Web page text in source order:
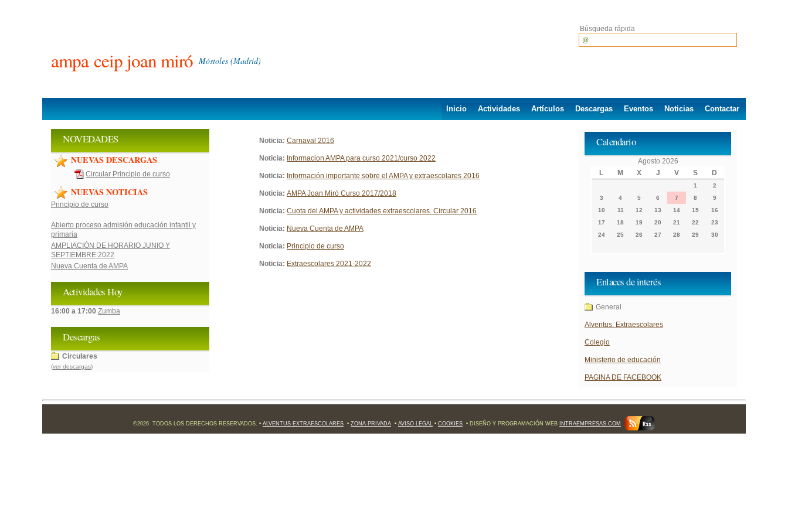
ampaceip joan miró Móstoles (Madrid)
Búsqueda rápida
Inicio Actividades Artículos Descargas Eventos Noticias Contactar
NOVEDADES
NUEVAS DESCARGAS
Circular Principio de curso
NUEVAS NOTICIAS
Principio de curso
Abierto proceso admisión educación infantil y
primaria
AMPLIACIÓN DE HORARIO JUNIO Y
SEPTIEMBRE 2022
Nueva Cuenta de AMPA
Actividades Hoy
16:00 a 17:00 Zumba
Descargas
Circulares
(ver descargas)
Noticia: Carnaval 2016
Noticia: Informacion AMPA para curso 2021/curso 2022
Noticia: Información importante sobre el AMPA y extraescolares 2016
Noticia: AMPA Joan Miró Curso 2017/2018
Noticia: Cuota del AMPA y actividades extraescolares. Circular 2016
Noticia: Nueva Cuenta de AMPA
Noticia: Principio de curso
Noticia: Extraescolares 2021-2022
Calendario
Agosto 2026
L
M X J V S D
1
2
3
4 5 6 7 8
9
10
11 12 13 14 15
16
17
18 19 20 21 22
23
24
25 26 27 28 29 30
Enlaces de interés
General
Alventus. Extraescolares
Colegio
Ministerio de educación
PAGINA DE FACEBOOK
©2026 TODOS LOS DERECHOS RESERVADOS. • ALVENTUS EXTRAESCOLARES • ZONA PRIVADA • AVISO LEGAL • COOKIES • DISEÑO Y PROGRAMACIÓN WEB INTRAEMPRESAS.COM